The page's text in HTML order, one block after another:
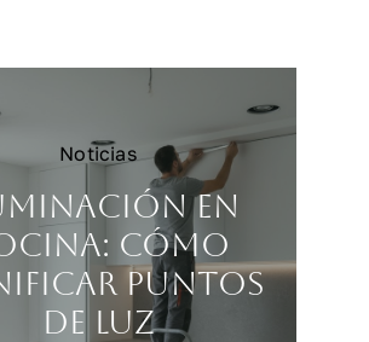
2026
Noticias
en
cómo
puntos
de luz